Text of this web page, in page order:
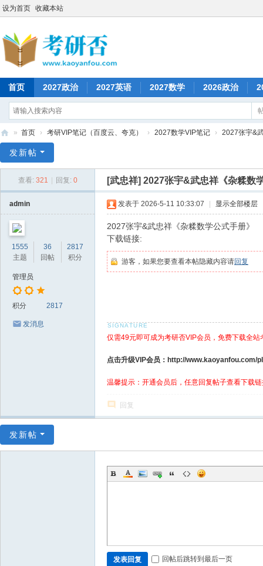
设为首页 收藏本站
首页 2027政治 2027英语 2027数学 2026政治
研
» 首页 › 考研VIP笔记（百度云、夸克） › 2027数学VIP笔记 › 2027张宇&
发新帖
查看: 321 回复: 0 [武忠祥] 2027张宇&武忠祥《杂糅数
admin
1555
主题
36
回帖
2817
积分
管理员
积分 2817
发消息
发表于 2026-5-11 10:33:07 显示全部楼层
2027张宇&武忠祥《杂糅数学公式手册》
下载链接:
游客，如果您要查看本帖隐藏内容请回复
仅需49元即可成为考研否VIP会员，免费下载全站
点击升级VIP会员：http://www.kaoyanfou.com/
温馨提示：开通会员后，任意回复帖子查看下载
回复
发新帖
发表回复 回帖后跳转到最后一页